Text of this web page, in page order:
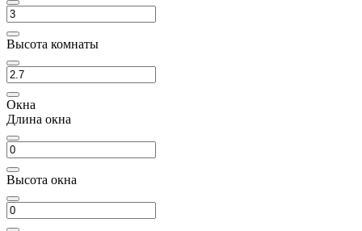
Высота комнаты
Окна
Длина окна
Высота окна